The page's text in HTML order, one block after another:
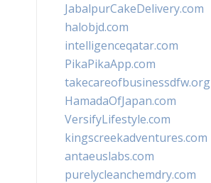
JabalpurCakeDelivery.com
halobjd.com
intelligenceqatar.com
PikaPikaApp.com
takecareofbusinessdfw.org
HamadaOfJapan.com
VersifyLifestyle.com
kingscreekadventures.com
antaeuslabs.com
purelycleanchemdry.com